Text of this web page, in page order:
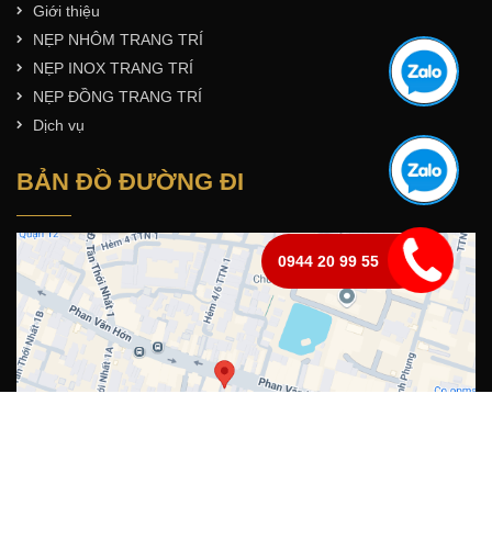
Giới thiệu
NẸP NHÔM TRANG TRÍ
NẸP INOX TRANG TRÍ
NẸP ĐỒNG TRANG TRÍ
Dịch vụ
BẢN ĐỒ ĐƯỜNG ĐI
0944 20 99 55